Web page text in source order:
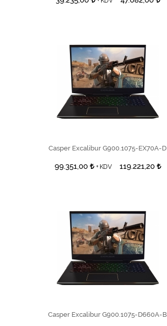
SEPETE EKLE
Casper Excalibur G900.1075-EX70A-D
99.351,00 + KDV 119.221,20
SEPETE EKLE
Casper Excalibur G900.1075-D660A-B